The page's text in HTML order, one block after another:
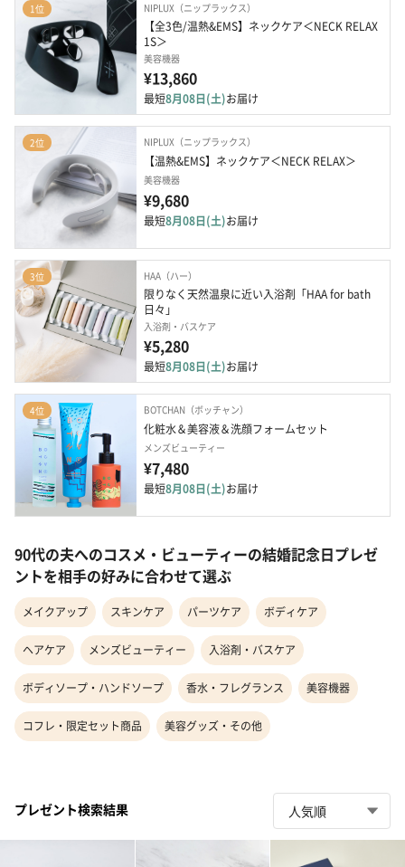
1位 NIPLUX（ニップラックス）
【全3色/温熱&EMS】ネックケア＜NECK RELAX
1S＞
美容機器
¥13,860
最短8月08日(土)お届け
2位 NIPLUX（ニップラックス）
【温熱&EMS】ネックケア＜NECK RELAX＞
美容機器
¥9,680
最短8月08日(土)お届け
3位 HAA（ハー）
限りなく天然温泉に近い入浴剤「HAA for bath
日々」
入浴剤・バスケア
¥5,280
最短8月08日(土)お届け
4位 BOTCHAN（ボッチャン）
化粧水＆美容液＆洗顔フォームセット
メンズビューティー
¥7,480
最短8月08日(土)お届け
90代の夫へのコスメ・ビューティーの結婚記念日プレゼ
ントを相手の好みに合わせて選ぶ
メイクアップ スキンケア パーツケア ボディケア
ヘアケア メンズビューティー 入浴剤・バスケア
ボディソープ・ハンドソープ 香水・フレグランス 美容機器
コフレ・限定セット商品 美容グッズ・その他
プレゼント検索結果